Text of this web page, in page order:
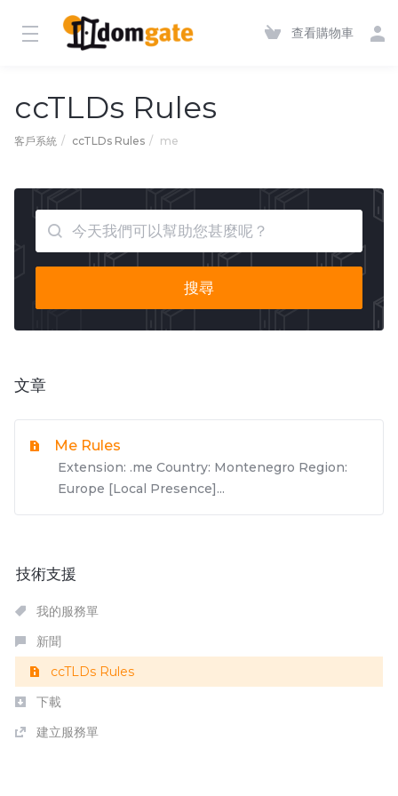
查看購物車
ccTLDs Rules
客戶系統 ccTLDs Rules me
搜尋
文章
Me Rules
Extension: .me Country: Montenegro Region:
Europe [Local Presence]...
技術支援
我的服務單
新聞
ccTLDs Rules
下載
建立服務單